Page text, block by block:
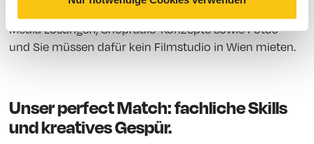
entstehen Videoproduktionen, Animationen, In-Store
Media Lösungen, Shopradio-Konzepte sowie Fotos –
und Sie müssen dafür kein Filmstudio in Wien mieten.
Unser perfect Match: fachliche Skills
und kreatives Gespür.